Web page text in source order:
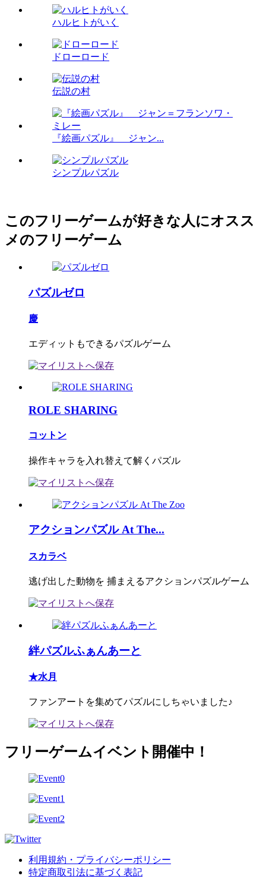
ハルヒトがいく
ドローロード
伝説の村
『絵画パズル』 ジャン...
シンプルパズル
このフリーゲームが好きな人にオスス
メのフリーゲーム
パズルゼロ
慶
エディットもできるパズルゲーム
ROLE SHARING
コットン
操作キャラを入れ替えて解くパズル
アクションパズル At The...
スカラベ
逃げ出した動物を 捕まえるアクションパズルゲーム
絆パズルふぁんあーと
★水月
ファンアートを集めてパズルにしちゃいました♪
フリーゲームイベント開催中！
利用規約・プライバシーポリシー
特定商取引法に基づく表記